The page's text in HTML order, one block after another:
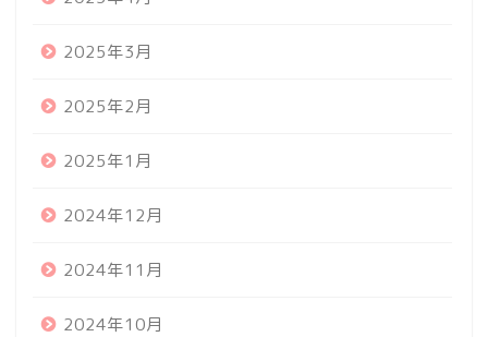
2025年3月
2025年2月
2025年1月
2024年12月
2024年11月
2024年10月